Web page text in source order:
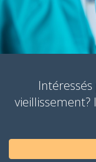
vieillissement?